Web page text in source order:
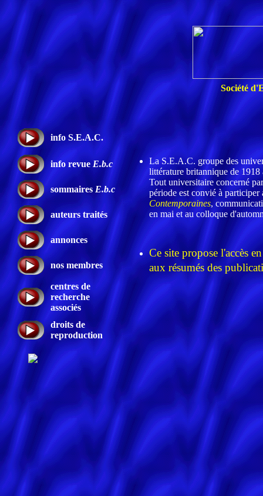
Société
info S.E.A.C.
La S.E.A.C. groupe des
littérature britannique de 1918
Tout universitaire concerné
période est convié à
Contemporaines,
en mai et au colloque
Ce site propose l'accès
aux résumés des
info revueE.b.c
sommaires E.b.c
auteurs traités
annonces
nos membres
centres de
recherche
associés
droits de
reproduction